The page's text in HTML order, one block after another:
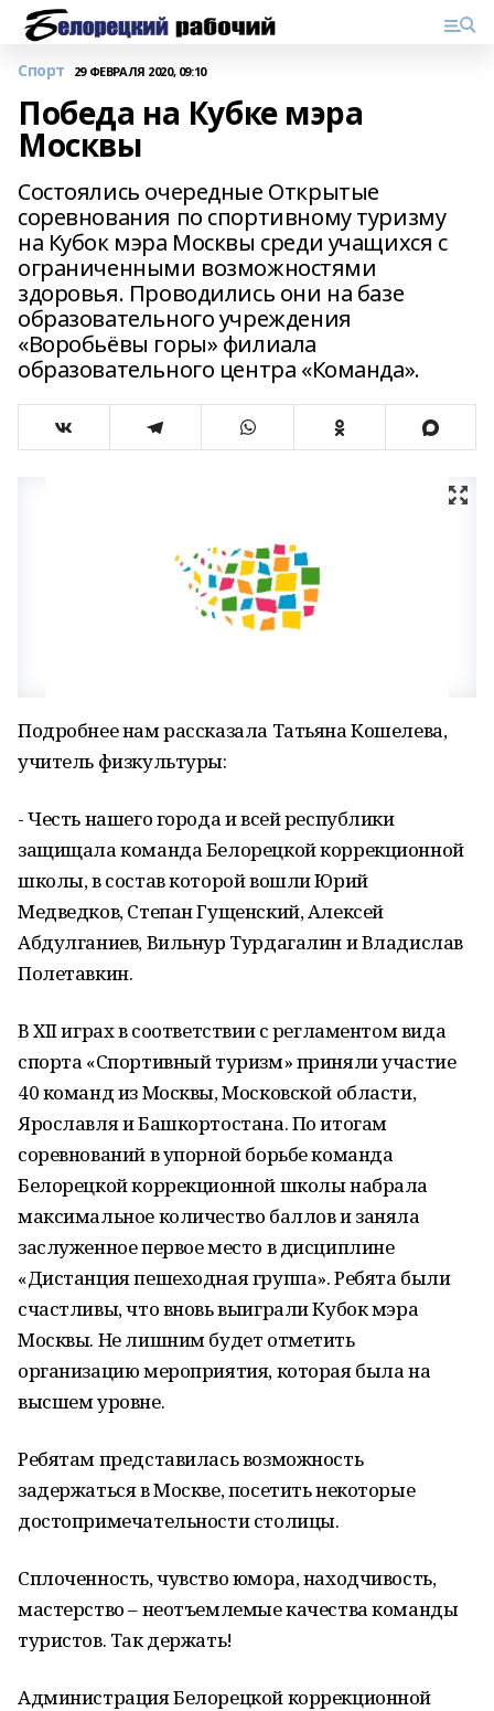
Спорт 29 ФЕВРАЛЯ 2020, 09:10
Победа на Кубке мэра
Москвы
Состоялись очередные Открытые
соревнования по спортивному туризму
на Кубок мэра Москвы среди учащихся с
ограниченными возможностями
здоровья. Проводились они на базе
образовательного учреждения
«Воробьёвы горы» филиала
образовательного центра «Команда».
Подробнее нам рассказала Татьяна Кошелева,
учитель физкультуры:
- Честь нашего города и всей республики
защищала команда Белорецкой коррекционной
школы, в состав которой вошли Юрий
Медведков, Степан Гущенский, Алексей
Абдулганиев, Вильнур Турдагалин и Владислав
Полетавкин.
В XII играх в соответствии с регламентом вида
спорта «Спортивный туризм» приняли участие
40 команд из Москвы, Московской области,
Ярославля и Башкортостана. По итогам
соревнований в упорной борьбе команда
Белорецкой коррекционной школы набрала
максимальное количество баллов и заняла
заслуженное первое место в дисциплине
«Дистанция пешеходная группа». Ребята были
счастливы, что вновь выиграли Кубок мэра
Москвы. Не лишним будет отметить
организацию мероприятия, которая была на
высшем уровне.
Ребятам представилась возможность
задержаться в Москве, посетить некоторые
достопримечательности столицы.
Сплоченность, чувство юмора, находчивость,
мастерство – неотъемлемые качества команды
туристов. Так держать!
Администрация Белорецкой коррекционной